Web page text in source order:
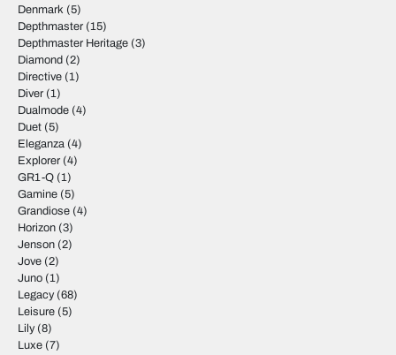
Denmark (5)
Depthmaster (15)
Depthmaster Heritage (3)
Diamond (2)
Directive (1)
Diver (1)
Dualmode (4)
Duet (5)
Eleganza (4)
Explorer (4)
GR1-Q (1)
Gamine (5)
Grandiose (4)
Horizon (3)
Jenson (2)
Jove (2)
Juno (1)
Legacy(68)
Leisure (5)
Lily(8)
Luxe (7)